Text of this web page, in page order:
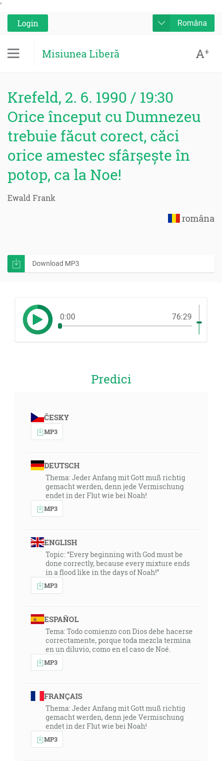
'
Login
Româna
Misiunea Liberă A+
Krefeld, 2. 6. 1990 / 19:30
Orice început cu Dumnezeu
trebuie făcut corect, căci
orice amestec sfârșește în
potop, ca la Noe!
Ewald Frank
româna
Download MP3
0:00 76:29
Predici
ČESKY
MP3
DEUTSCH
Thema: Jeder Anfang mit Gott muß richtig
gemacht werden, denn jede Vermischung
endet in der Flut wie bei Noah!
MP3
ENGLISH
Topic: “Every beginning with God must be
done correctly, because every mixture ends
in a flood like in the days of Noah!”
MP3
ESPAÑOL
Tema: Todo comienzo con Dios debe hacerse
correctamente, porque toda mezcla termina
en un diluvio, como en el caso de Noé.
MP3
FRANÇAIS
Thema: Jeder Anfang mit Gott muß richtig
gemacht werden, denn jede Vermischung
endet in der Flut wie bei Noah!
MP3